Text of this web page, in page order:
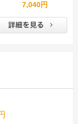
7,040円